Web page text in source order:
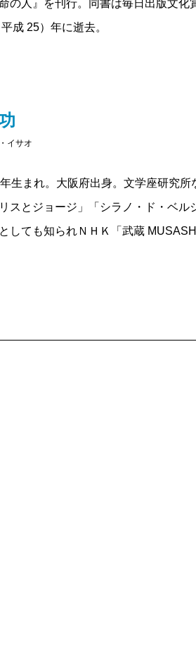
の人』を刊行。同書は毎日出版文
成 25）年に逝去。
イサオ
生まれ。大阪府出身。文学座研究
スとジョージ」「シラノ・ド・ベ
しても知られＮＨＫ「武蔵